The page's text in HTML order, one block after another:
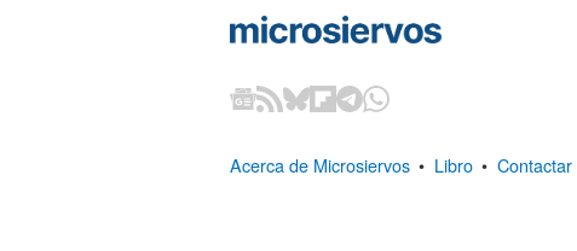
Acerca de Microsiervos • Libro • Contactar